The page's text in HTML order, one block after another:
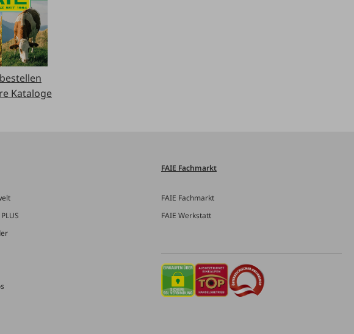
Kataloge
FAIE Fachmarkt
FAIE Fachmarkt
FAIE Werkstatt